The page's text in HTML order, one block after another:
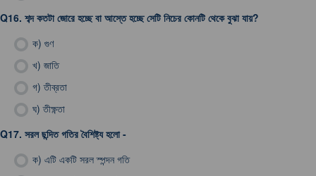
Q16. শব্দ কতটা জোরে হচ্ছে বা আস্তে হচ্ছে সেটি নিচের কোনটি থেকে বুঝা যায়?
ক) গুণ
খ) জাতি
গ) তীব্রতা
ঘ) তীক্ষ্ণতা
Q17. সরল ছন্দিত গতির বৈশিষ্ট্য হলো -
ক) এটি একটি সরল স্পন্দন গতি